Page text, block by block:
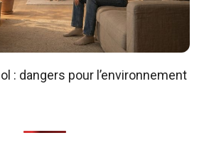
: dangers pour l’environnement